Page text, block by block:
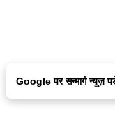
Google पर सन्मार्ग न्यूज़